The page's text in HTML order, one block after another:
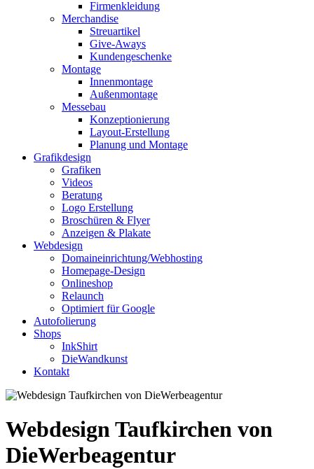
Firmenkleidung
Merchandise
Streuartikel
Give-Aways
Kundengeschenke
Montage
Innenmontage
Außenmontage
Messebau
Konzeptionierung
Layout-Erstellung
Planung und Montage
Grafikdesign
Grafiken
Videos
Beratung
Logo Erstellung
Broschüren & Flyer
Anzeigen & Plakate
Webdesign
Domaineinrichtung/Webhosting
Homepage-Design
Onlineshop
Relaunch
Optimiert für Google
Autofolierung
Shops
InkShirt
DieWandkunst
Kontakt
Webdesign Taufkirchen von
DieWerbeagentur